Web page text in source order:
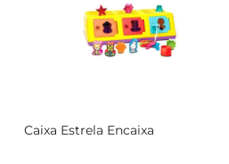
Caixa Estrela Encaixa